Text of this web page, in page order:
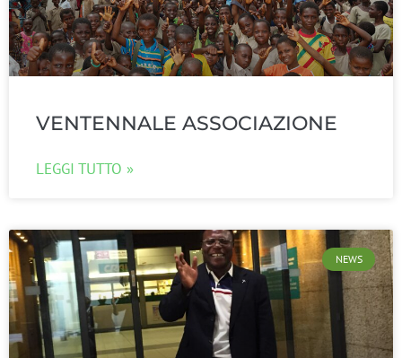
VENTENNALE ASSOCIAZIONE
LEGGI TUTTO »
NEWS